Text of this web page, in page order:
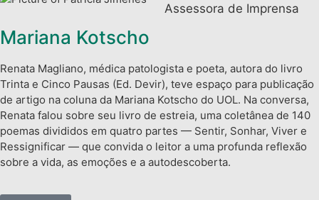
Assessora de Imprensa
Mariana Kotscho
Renata Magliano, médica patologista e poeta, autora do livro
Trinta e Cinco Pausas (Ed. Devir), teve espaço para publicação
de artigo na coluna da Mariana Kotscho do UOL. Na conversa,
Renata falou sobre seu livro de estreia, uma coletânea de 140
poemas divididos em quatro partes — Sentir, Sonhar, Viver e
Ressignificar — que convida o leitor a uma profunda reflexão
sobre a vida, as emoções e a autodescoberta.